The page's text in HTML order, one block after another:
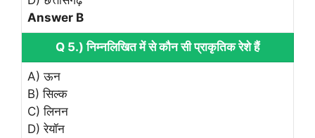
Answer B
Q 5.) निम्नलिखित में से कौन सी प्राकृतिक रेशे हैं
A) ऊन
B) सिल्क
C) लिनन
D) रेयॉन